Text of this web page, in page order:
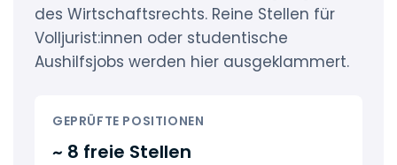
des Wirtschaftsrechts. Reine Stellen für
Volljurist:innen oder studentische
Aushilfsjobs werden hier ausgeklammert.
GEPRÜFTE POSITIONEN
~ 8 freie Stellen